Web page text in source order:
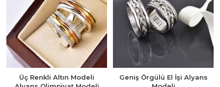
Üç Renkli Altın Modeli
Geniş Örgülü El İşi Alyans